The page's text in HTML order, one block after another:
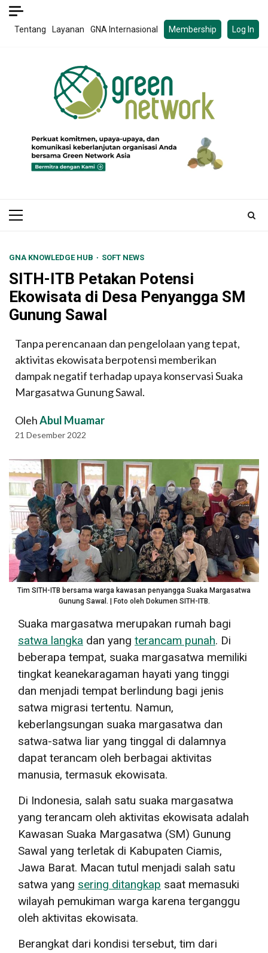
Skip
Tentang Layanan GNA Internasional Membership Log In
Primary
GNA KNOWLEDGE HUB SOFT NEWS
SITH-ITB Petakan Potensi
Ekowisata di Desa Penyangga SM
Gunung Sawal
Tanpa perencanaan dan pengelolaan yang tepat,
aktivitas ekowisata berpotensi memberikan
dampak negatif terhadap upaya konservasi Suaka
Margasatwa Gunung Sawal.
OlehAbul Muamar
21 Desember 2022
Tim SITH-ITB bersama warga kawasan penyangga Suaka Margasatwa
Gunung Sawal. | Foto oleh Dokumen SITH-ITB.
Suaka margasatwa merupakan rumah bagi
satwa langka dan yang terancam punah. Di
beberapa tempat, suaka margasatwa memiliki
tingkat keanekaragaman hayati yang tinggi
dan menjadi tempat berlindung bagi jenis
satwa migrasi tertentu. Namun,
keberlangsungan suaka margasatwa dan
satwa-satwa liar yang tinggal di dalamnya
dapat terancam oleh berbagai aktivitas
manusia, termasuk ekowisata.
Di Indonesia, salah satu suaka margasatwa
yang terancam oleh aktivitas ekowisata adalah
Kawasan Suaka Margasatwa (SM) Gunung
Sawal yang terletak di Kabupaten Ciamis,
Jawa Barat. Macan tutul menjadi salah satu
satwa yang sering ditangkap saat memasuki
wilayah pemukiman warga karena terganggu
oleh aktivitas ekowisata.
Berangkat dari kondisi tersebut, tim dari